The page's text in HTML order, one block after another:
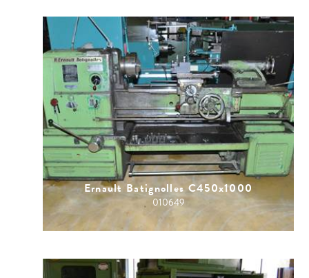
Ernault Batignolles C450x1000
010649